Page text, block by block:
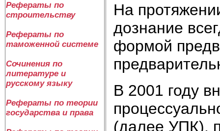
Рефераты по
строительству
Рефераты по
таможенной системе
Сочинения по
литературе и
русскому языку
Рефераты по теории
государства и права
На
дознание
формой
В 2001 году
(далее УПК),